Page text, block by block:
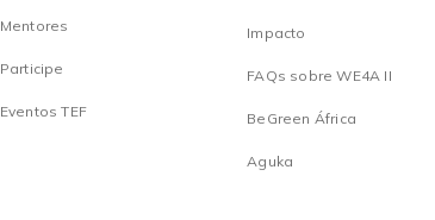
Mentores
Participe
Eventos TEF
Impacto
FAQs sobre WE4A II
BeGreen África
Aguka